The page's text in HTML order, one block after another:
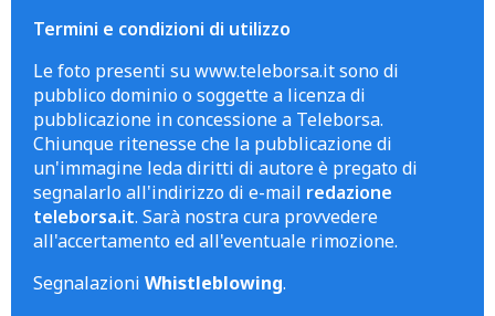
Termini e condizioni di utilizzo
Le foto presenti su www.teleborsa.it sono di
pubblico dominio o soggette a licenza di
pubblicazione in concessione a Teleborsa.
Chiunque ritenesse che la pubblicazione di
un'immagine leda diritti di autore è pregato di
segnalarlo all'indirizzo di e-mail redazione
teleborsa.it. Sarà nostra cura provvedere
all'accertamento ed all'eventuale rimozione.
Segnalazioni Whistleblowing.